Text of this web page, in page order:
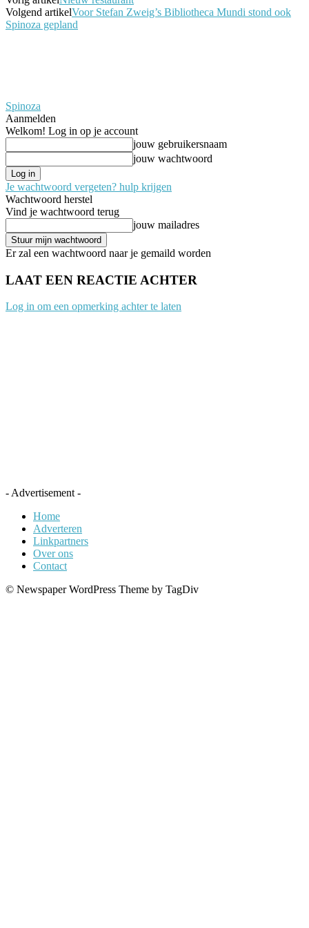
Volgend artikelVoor Stefan Zweig’s Bibliotheca Mundi stond ook
Spinoza gepland
Spinoza
Aanmelden
Welkom! Log in op je account
jouw gebruikersnaam
jouw wachtwoord
Je wachtwoord vergeten? hulp krijgen
Wachtwoord herstel
Vind je wachtwoord terug
jouw mailadres
Er zal een wachtwoord naar je gemaild worden
LAAT EEN REACTIE ACHTER
Log in om een opmerking achter te laten
- Advertisement -
Home
Adverteren
Linkpartners
Over ons
Contact
© Newspaper WordPress Theme by TagDiv